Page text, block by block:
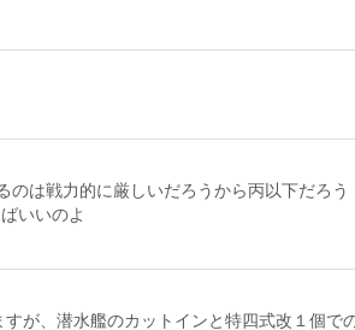
は戦力的に厳しいだろうから丙以下だろう
いいのよ
が、潜水艦のカットインと特四式改１個で